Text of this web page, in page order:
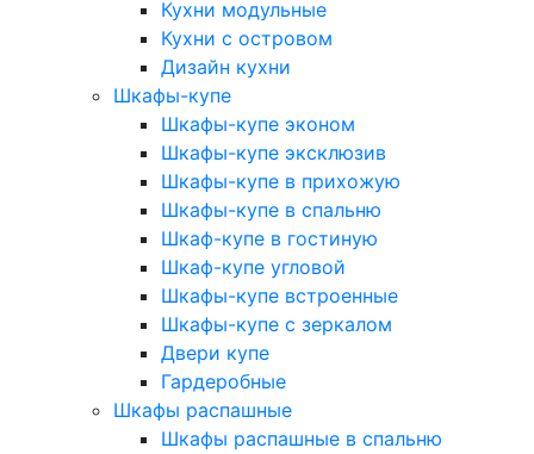
Кухни модульные
Кухни с островом
Дизайн кухни
Шкафы-купе
Шкафы-купе эконом
Шкафы-купе эксклюзив
Шкафы-купе в прихожую
Шкафы-купе в спальню
Шкаф-купе в гостиную
Шкаф-купе угловой
Шкафы-купе встроенные
Шкафы-купе с зеркалом
Двери купе
Гардеробные
Шкафы распашные
Шкафы распашные в спальню